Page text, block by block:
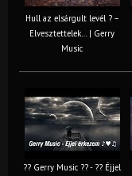
Hull az elsárgult levél ? –
Elvesztettelek… | Gerry
Music
?? Gerry Music ?? - ?? Éjjel